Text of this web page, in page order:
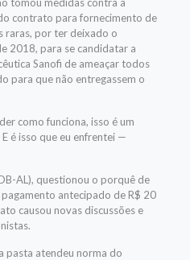
contrato para fornecimento de
raras, por ter deixado o
2018, para se candidatar a
Sanofi de ameaçar todos
para que não entregassem o
como funciona, isso é um
é isso que eu enfrentei —
AL), questionou o porquê de
antecipado de R$ 20
causou novas discussões e
pasta atendeu norma do